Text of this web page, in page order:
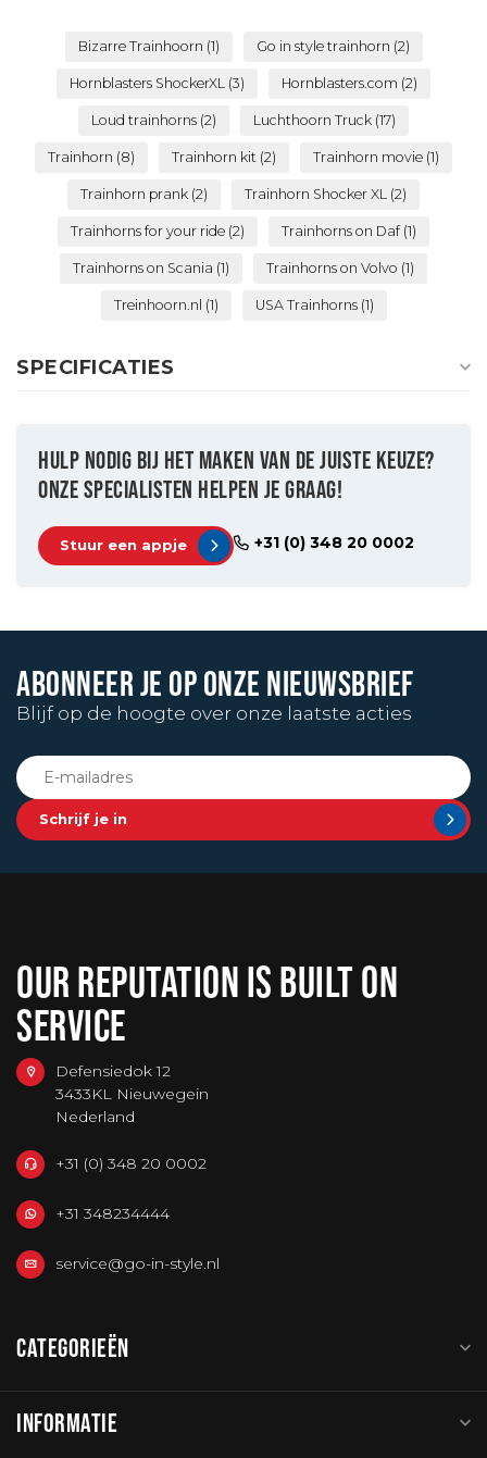
Bizarre Trainhoorn (1) Go in style trainhorn (2)
Hornblasters ShockerXL (3) Hornblasters.com (2)
Loud trainhorns (2) Luchthoorn Truck (17)
Trainhorn (8) Trainhorn kit (2) Trainhorn movie (1)
Trainhorn prank (2) Trainhorn Shocker XL (2)
Trainhorns for your ride (2) Trainhorns on Daf (1)
Trainhorns on Scania (1) Trainhorns on Volvo (1)
Treinhoorn.nl (1) USA Trainhorns (1)
SPECIFICATIES
HULP NODIG BIJ HET MAKEN VAN DE JUISTE KEUZE?
ONZE SPECIALISTEN HELPEN JE GRAAG!
Stuur een appje +31 (0) 348 20 0002
ABONNEER JE OP ONZE NIEUWSBRIEF
Blijf op de hoogte over onze laatste acties
Schrijf je in
OUR REPUTATION IS BUILT ON
SERVICE
Defensiedok 12
3433KL Nieuwegein
Nederland
+31 (0) 348 20 0002
+31 348234444
service@go-in-style.nl
CATEGORIEËN
INFORMATIE